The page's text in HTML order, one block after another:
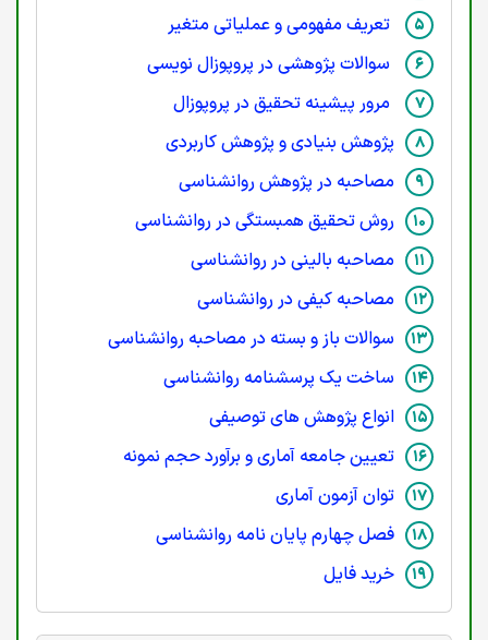
تعریف مفهومی و عملیاتی متغیر
سوالات پژوهشی در پروپوزال نویسی
مرور پیشینه تحقیق در پروپوزال
پژوهش بنیادی و پژوهش کاربردی
مصاحبه در پژوهش روانشناسی
روش تحقیق همبستگی در روانشناسی
مصاحبه بالینی در روانشناسی
مصاحبه کیفی در روانشناسی
سوالات باز و بسته در مصاحبه روانشناسی
ساخت یک پرسشنامه روانشناسی
انواع پژوهش های توصیفی
تعیین جامعه آماری و برآورد حجم نمونه
توان آزمون آماری
فصل چهارم پایان نامه روانشناسی
خرید فایل